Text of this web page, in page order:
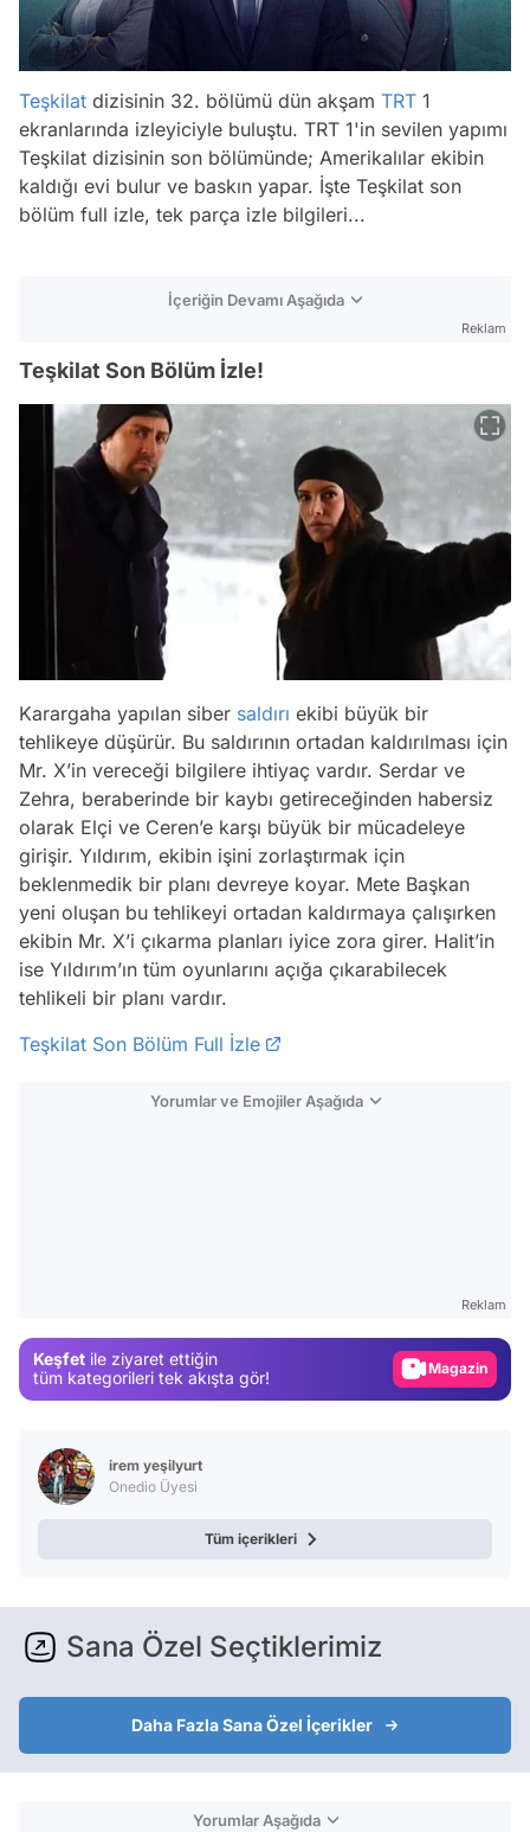
Teşkilat dizisinin 32. bölümü dün akşam TRT 1
ekranlarında izleyiciyle buluştu. TRT 1'in sevilen yapımı
Teşkilat dizisinin son bölümünde; Amerikalılar ekibin
kaldığı evi bulur ve baskın yapar. İşte Teşkilat son
bölüm full izle, tek parça izle bilgileri...
İçeriğin Devamı Aşağıda
Reklam
Teşkilat Son Bölüm İzle!
Karargaha yapılan siber saldırı ekibi büyük bir
tehlikeye düşürür. Bu saldırının ortadan kaldırılması için
Mr. X’in vereceği bilgilere ihtiyaç vardır. Serdar ve
Zehra, beraberinde bir kaybı getireceğinden habersiz
olarak Elçi ve Ceren’e karşı büyük bir mücadeleye
girişir. Yıldırım, ekibin işini zorlaştırmak için
beklenmedik bir planı devreye koyar. Mete Başkan
yeni oluşan bu tehlikeyi ortadan kaldırmaya çalışırken
ekibin Mr. X’i çıkarma planları iyice zora girer. Halit’in
ise Yıldırım’ın tüm oyunlarını açığa çıkarabilecek
tehlikeli bir planı vardır.
Teşkilat Son Bölüm Full İzle
Yorumlar ve Emojiler Aşağıda
Reklam
Keşfet ile ziyaret ettiğin
tüm kategorileri tek akışta gör!
Magazin
irem yeşilyurt
Onedio Üyesi
Tüm içerikleri
Sana Özel Seçtiklerimiz
Daha Fazla Sana Özel İçerikler
Yorumlar Aşağıda